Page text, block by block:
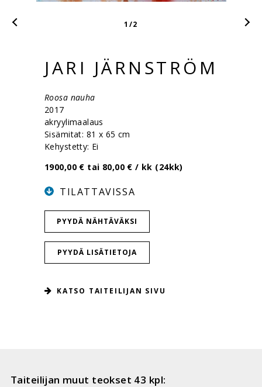
1 /2
JARI JÄRNSTRÖM
Roosa nauha
2017
akryylimaalaus
Sisämitat: 81 x 65 cm
Kehystetty: Ei
1900,00 € tai 80,00 € / kk (24kk)
TILATTAVISSA
PYYDÄ NÄHTÄVÄKSI
PYYDÄ LISÄTIETOJA
KATSO TAITEILIJAN SIVU
Taiteilijan muut teokset 43 kpl: